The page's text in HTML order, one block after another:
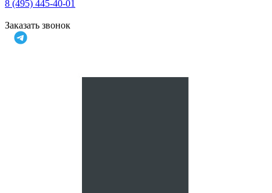
8 (495) 445-40-01
Заказать звонок